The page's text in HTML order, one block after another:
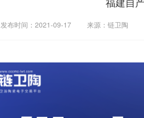
发布时间：2021-09-17 来源：链卫陶